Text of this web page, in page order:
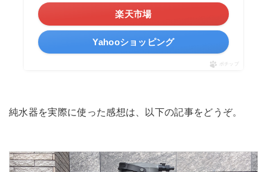
楽天市場
Yahooショッピング
ポチップ
純水器を実際に使った感想は、以下の記事をどうぞ。